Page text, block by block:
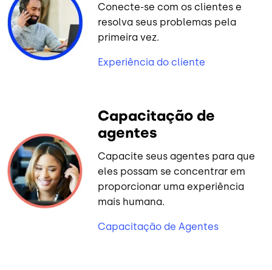
Conecte-se com os clientes e
resolva seus problemas pela
primeira vez.
Experiência do cliente
Capacitação de
agentes
Capacite seus agentes para que
eles possam se concentrar em
proporcionar uma experiência
mais humana.
Capacitação de Agentes